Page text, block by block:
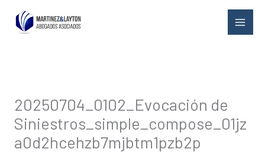
20250704_0102_Evocación de
Siniestros_simple_compose_01jz
a0d2hcehzb7mjbtm1pzb2p